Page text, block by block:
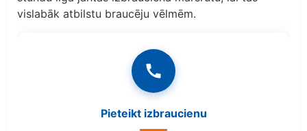
vislabāk atbilstu braucēju vēlmēm.
Pieteikt izbraucienu